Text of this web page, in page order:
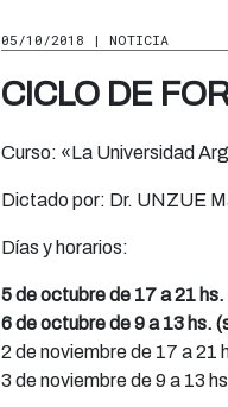
05/10/2018 | NOTICIA
CICLO DE
Curso: «La Universidad
Dictado por: Dr. UNZUE
Días y horarios:
5 de octubre de 17 a 21
6 de octubre de 9 a 13 hs.
2 de noviembre de 17 a 21
3 de noviembre de 9 a 13